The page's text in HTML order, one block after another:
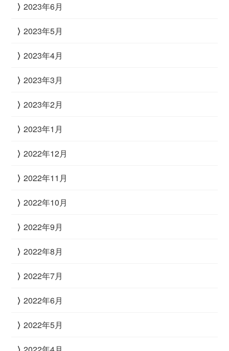
2023年6月
2023年5月
2023年4月
2023年3月
2023年2月
2023年1月
2022年12月
2022年11月
2022年10月
2022年9月
2022年8月
2022年7月
2022年6月
2022年5月